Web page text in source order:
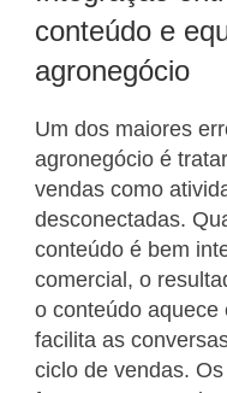
conteúdo e
agronegócio
Um dos maiores
agronegócio é
vendas como
desconectadas.
conteúdo é bem
comercial, o
o conteúdo aquece
facilita as
ciclo de vendas.